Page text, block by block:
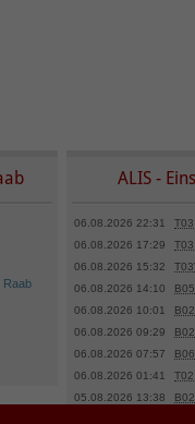
Raab
ALIS -
06.08.2026 22:31 T03
06.08.2026 17:29
T03
06.08.2026 15:32
06.08.2026 14:10
B05
06.08.2026 10:01
B02
06.08.2026 09:29
B02
06.08.2026 07:57
B06
06.08.2026 01:41
T02
05.08.2026 13:38
B02